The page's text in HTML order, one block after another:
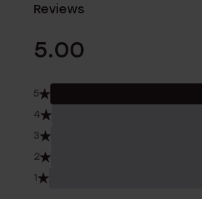
Reviews
5.00
5
4
3
2
1